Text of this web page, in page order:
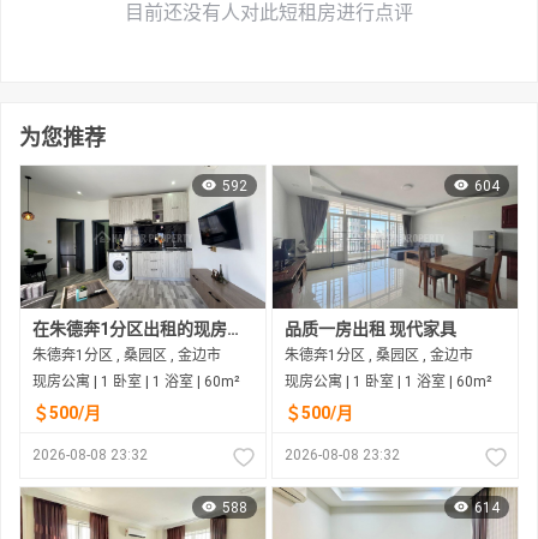
目前还没有人对此短租房进行点评
为您推荐
592
在朱德奔1分区出租的现房公寓
朱德奔1分区 , 桑园区 , 金边市
现房公寓 | 1 卧室 | 1 浴室 | 60m²
＄500/月
2026-08-08 23:32
604
品质一房出租 现代家具
朱德奔1分区 , 桑园区 , 金边市
现房公寓 | 1 卧室 | 1 浴室 | 60m²
＄500/月
2026-08-08 23:32
588 614